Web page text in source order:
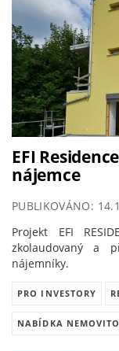
EFI
nájemce
PUBLIKOVÁNO:
Projekt EFI
zkolaudovaný a
nájemníky.
PRO INVESTORY
NABÍDKA